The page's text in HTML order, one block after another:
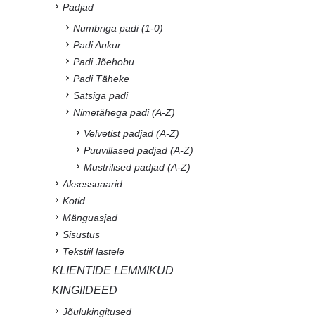
Padjad
Numbriga padi (1-0)
Padi Ankur
Padi Jõehobu
Padi Täheke
Satsiga padi
Nimetähega padi (A-Z)
Velvetist padjad (A-Z)
Puuvillased padjad (A-Z)
Mustrilised padjad (A-Z)
Aksessuaarid
Kotid
Mänguasjad
Sisustus
Tekstiil lastele
KLIENTIDE LEMMIKUD
KINGIIDEED
Jõulukingitused